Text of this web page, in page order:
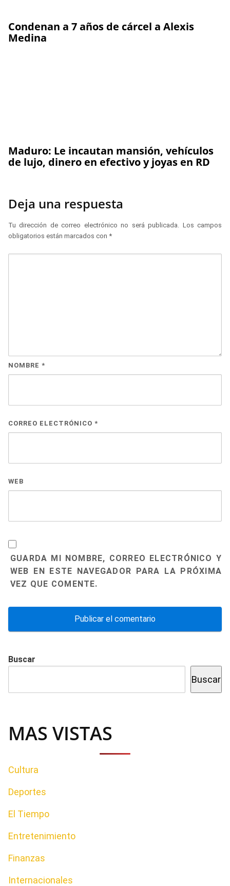
Condenan a 7 años de cárcel a Alexis
Medina
Maduro: Le incautan mansión, vehículos
de lujo, dinero en efectivo y joyas en RD
Deja una respuesta
Tu dirección de correo electrónico no será publicada. Los campos
obligatorios están marcados con *
NOMBRE *
CORREO ELECTRÓNICO *
WEB
GUARDA MI NOMBRE, CORREO ELECTRÓNICO Y
WEB EN ESTE NAVEGADOR PARA LA PRÓXIMA
VEZ QUE COMENTE.
Buscar
Buscar
MAS VISTAS
Cultura
Deportes
El Tiempo
Entretenimiento
Finanzas
Internacionales